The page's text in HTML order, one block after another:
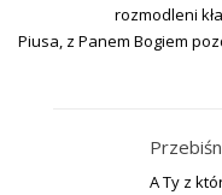
rozmodleni
Piusa, z Panem Bogiem
A Ty z